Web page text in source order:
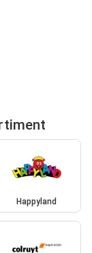
Happyland